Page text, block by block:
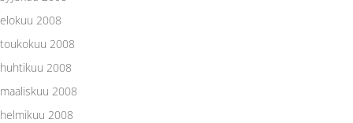
elokuu 2008
toukokuu 2008
huhtikuu 2008
maaliskuu 2008
helmikuu 2008